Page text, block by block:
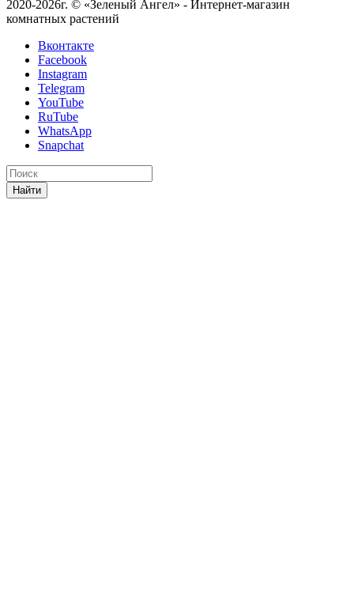
2020-2026г. © «Зеленый Ангел» - Интернет-магазин
комнатных растений
Вконтакте
Facebook
Instagram
Telegram
YouTube
RuTube
WhatsApp
Snapchat
Найти